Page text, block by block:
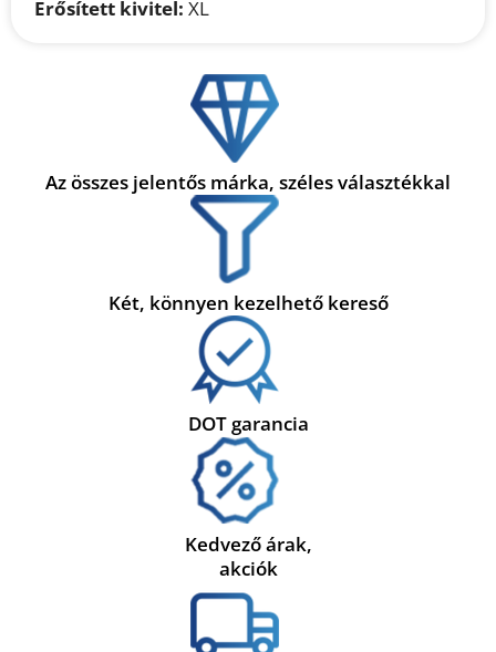
Erősített kivitel: XL
Az összes jelentős márka, széles választékkal
Két, könnyen kezelhető kereső
DOT garancia
Kedvező árak,
akciók